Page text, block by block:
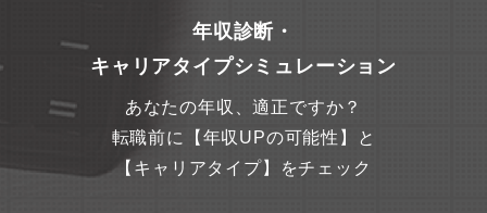
年収診断・
キャリアタイプシミュレーション
あなたの年収、適正ですか？
転職前に【年収UPの可能性】と
【キャリアタイプ】をチェック